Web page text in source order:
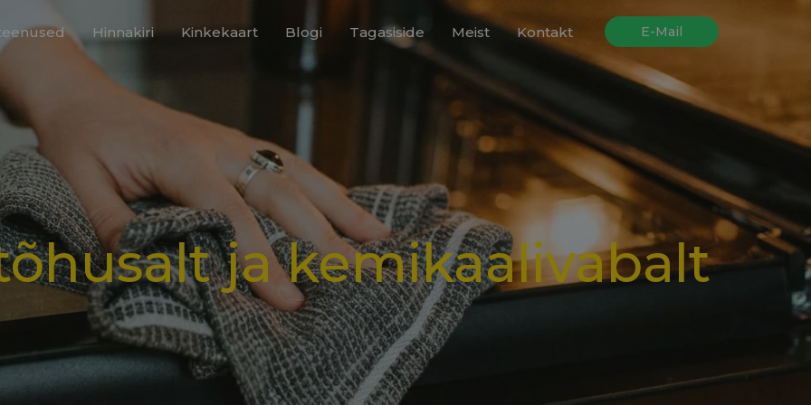
Hinnakiri Kinkekaart Blogi Tagasiside Meist Kontakt E-Mail
ja kemikaalivabalt